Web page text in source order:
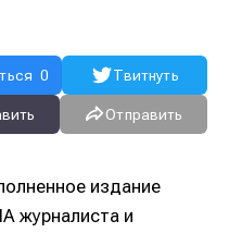
0 Твитнуть
Отправить
издание
журналиста и